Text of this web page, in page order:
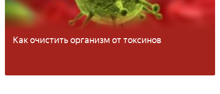
Как очистить организм от токсинов